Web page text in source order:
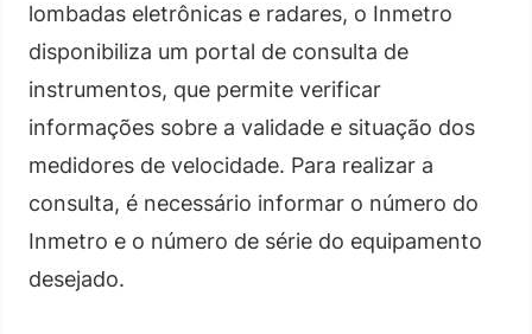
lombadas eletrônicas e radares, o Inmetro
disponibiliza um portal de consulta de
instrumentos, que permite verificar
informações sobre a validade e situação dos
medidores de velocidade. Para realizar a
consulta, é necessário informar o número do
Inmetro e o número de série do equipamento
desejado.